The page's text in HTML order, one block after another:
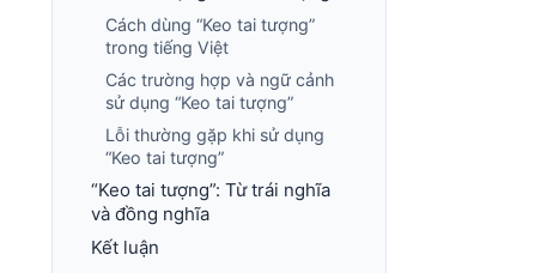
Cách dùng “Keo tai tượng”
trong tiếng Việt
Các trường hợp và ngữ cảnh
sử dụng “Keo tai tượng”
Lỗi thường gặp khi sử dụng
“Keo tai tượng”
“Keo tai tượng”: Từ trái nghĩa
và đồng nghĩa
Kết luận